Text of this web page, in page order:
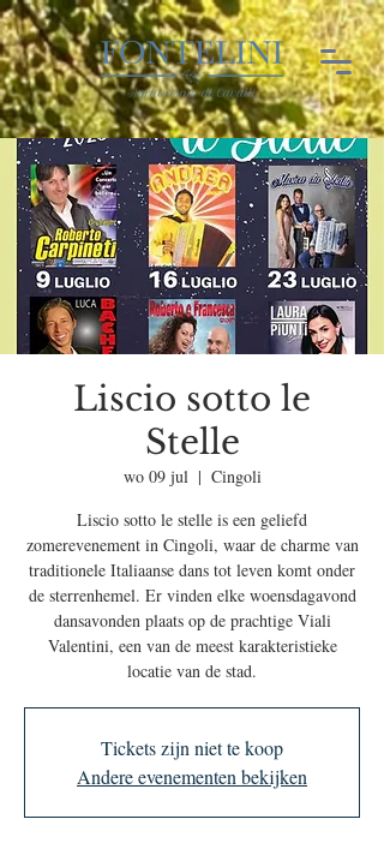
Liscio sotto le
Stelle
wo 09 jul
  |
Cingoli
Liscio sotto le stelle is een geliefd
zomerevenement in Cingoli, waar de charme van
traditionele Italiaanse dans tot leven komt onder
de sterrenhemel. Er vinden elke woensdagavond
dansavonden plaats op de prachtige Viali
Valentini, een van de meest karakteristieke
locatie van de stad.
Tickets zijn niet te koop
Andere evenementen bekijken